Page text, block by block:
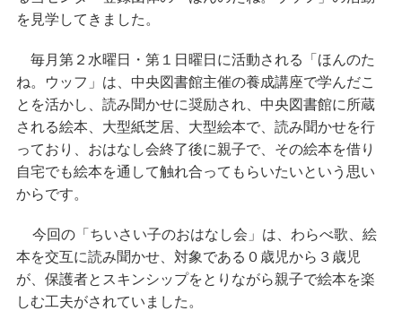
を見学してきました。
毎月第２水曜日・第１日曜日に活動される 「ほんのた
ね。ウッフ」 は、中央図書館主催の養成講座で学んだこ
とを活かし、読み聞かせに奨励され、中央図書館に所蔵
される絵本、大型紙芝居、大型絵本で、読み聞かせを行
っており、おはなし会終了後に親子で、その絵本を借り
自宅でも絵本を通して触れ合ってもらいたいという思い
からです。
今回の「ちいさい子のおはなし会」は、わらべ歌、絵
本を交互に読み聞かせ、対象である０歳児から３歳児
が、保護者とスキンシップをとりながら親子で絵本を楽
しむ工夫がされていました。